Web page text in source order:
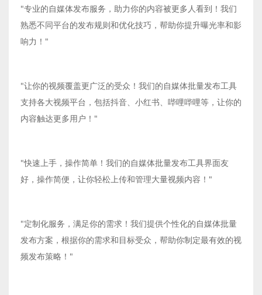
"专业的自媒体发布服务，助力你的内容被更多人看到！我们
熟悉不同平台的发布规则和优化技巧，帮助你提升曝光率和影
响力！"
"让你的视频覆盖更广泛的受众！我们的自媒体批量发布工具
支持各大视频平台，包括抖音、小红书、哔哩哔哩等，让你的
内容触达更多用户！"
"快速上手，操作简单！我们的自媒体批量发布工具界面友
好，操作简便，让你轻松上传和管理大量视频内容！"
"定制化服务，满足你的需求！我们提供个性化的自媒体批量
发布方案，根据你的需求和目标受众，帮助你制定最有效的视
频发布策略！"